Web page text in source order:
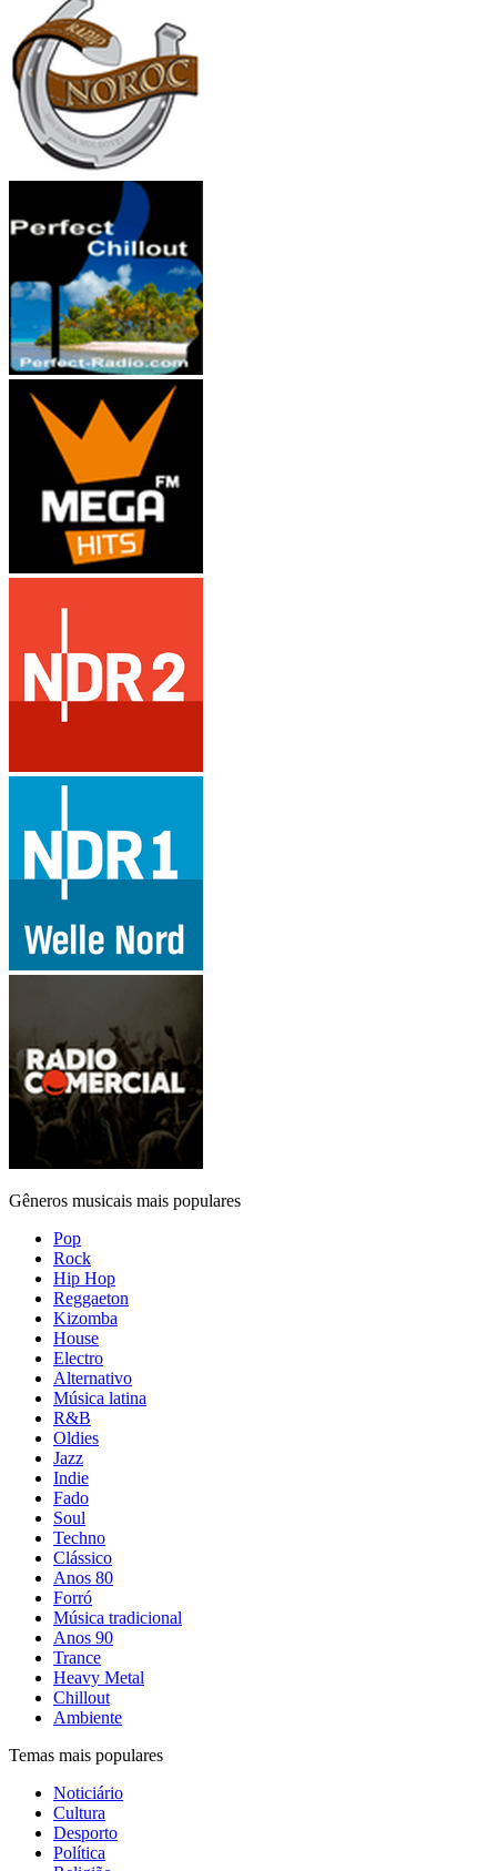
Gêneros musicais mais populares
Pop
Rock
Hip Hop
Reggaeton
Kizomba
House
Electro
Alternativo
Música latina
R&B
Oldies
Jazz
Indie
Fado
Soul
Techno
Clássico
Anos 80
Forró
Música tradicional
Anos 90
Trance
Heavy Metal
Chillout
Ambiente
Temas mais populares
Noticiário
Cultura
Desporto
Política